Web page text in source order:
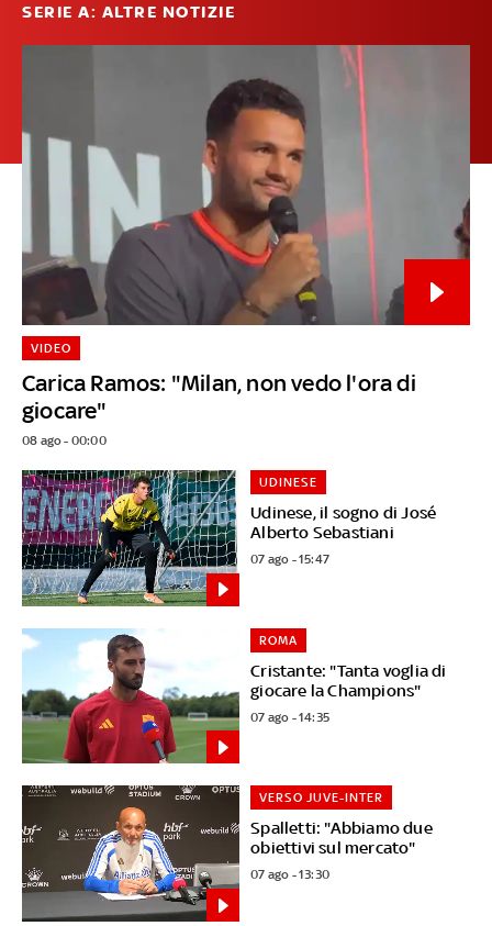
SERIE A: ALTRE NOTIZIE
Carica Ramos: "Milan, non vedo l'ora di
giocare"
VIDEO
08 ago - 00:00
Udinese, il sogno di José
Alberto Sebastiani
UDINESE
07 ago - 15:47
Cristante: "Tanta voglia di
giocare la Champions"
ROMA
07 ago - 14:35
Spalletti: "Abbiamo due
obiettivi sul mercato"
VERSO JUVE-INTER
07 ago - 13:30